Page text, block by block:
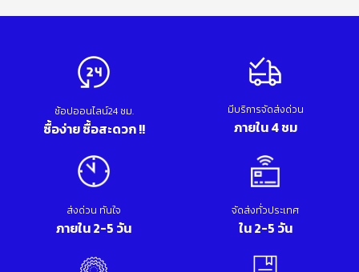
ช้อปออนไลน์24 ชม.
ซื้อง่าย ซื้อสะดวก !!
มีบริการจัดส่งด่วน
ภายใน 4 ชม
ส่งด่วน ทันใจ
ภายใน 2-5 วัน
จัดส่งทั่วประเทศ
ใน 2-5 วัน